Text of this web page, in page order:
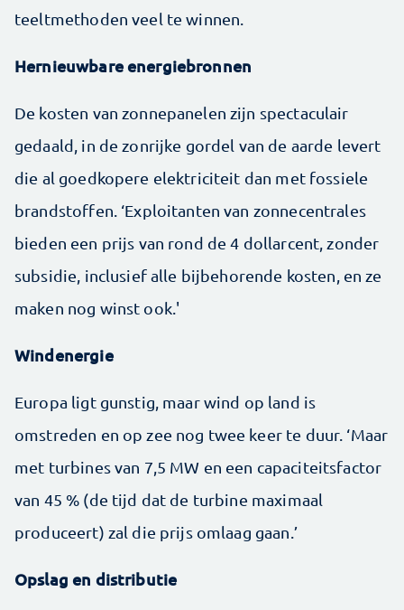
teeltmethoden veel te winnen.
Hernieuwbare energiebronnen
De kosten van zonnepanelen zijn spectaculair
gedaald, in de zonrijke gordel van de aarde levert
die al goedkopere elektriciteit dan met fossiele
brandstoffen. ‘Exploitanten van zonnecentrales
bieden een prijs van rond de 4 dollarcent, zonder
subsidie, inclusief alle bijbehorende kosten, en ze
maken nog winst ook.'
Windenergie
Europa ligt gunstig, maar wind op land is
omstreden en op zee nog twee keer te duur. ‘Maar
met turbines van 7,5 MW en een capaciteitsfactor
van 45 % (de tijd dat de turbine maximaal
produceert) zal die prijs omlaag gaan.’
Opslag en distributie